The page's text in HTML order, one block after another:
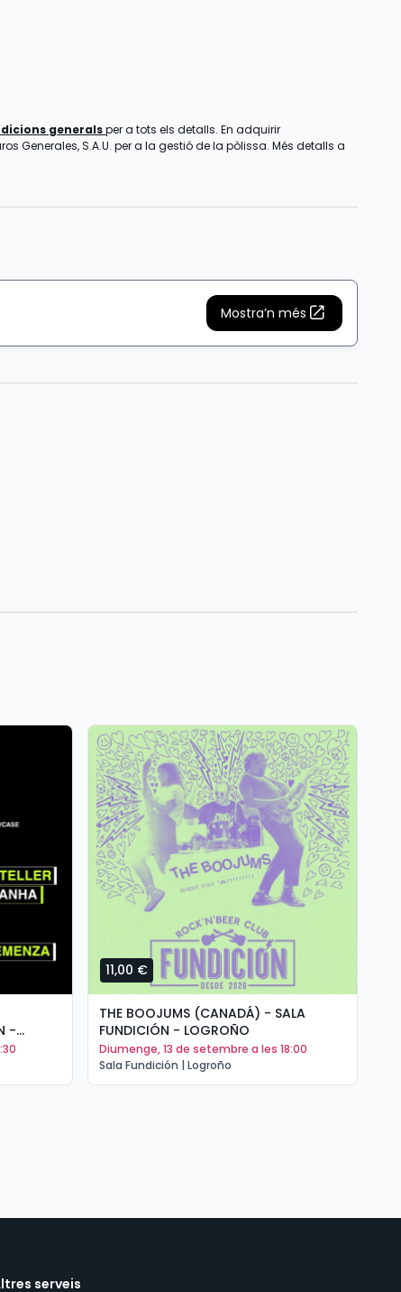
generalsper a tots els detalls. En adquirir
Generales, S.A.U. per a la gestió de la pòlissa. Més detalls a
Mostra’n més
-
11,00 €
THE BOOJUMS (CANADÁ) - SALA
FUNDICIÓN - LOGROÑO
diumenge, 13 de setembre a les 18:00
Sala Fundición | Logroño
serveis